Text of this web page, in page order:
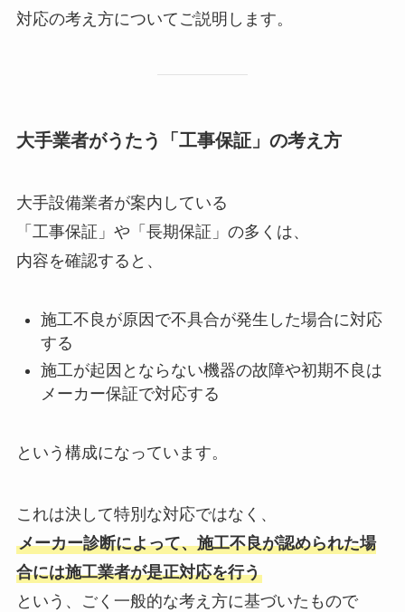
対応の考え方についてご説明します。
大手業者がうたう「工事保証」の考え方
大手設備業者が案内している
「工事保証」や「長期保証」の多くは、
内容を確認すると、
施工不良が原因で不具合が発生した場合に対応
する
施工が起因とならない機器の故障や初期不良は
メーカー保証で対応する
という構成になっています。
これは決して特別な対応ではなく、
メーカー診断によって、施工不良が認められた場
合には施工業者が是正対応を行う
という、ごく一般的な考え方に基づいたもので